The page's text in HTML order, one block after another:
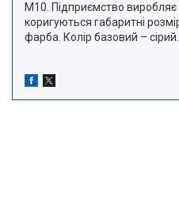
М10. Підприємство виробляє
коригуються габаритні
фарба. Колір базовий –